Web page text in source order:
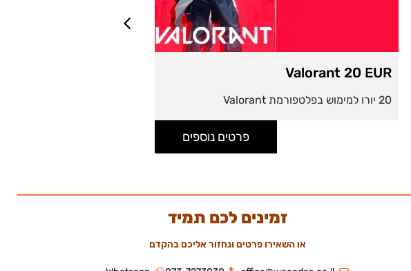
Valorant 20 EUR
20 יורו למימוש בפלטפורמת Valorant
פרטים נוספים
זמינים לכם תמיד
או השאירו פרטים ונחזור אליכם בהקדם